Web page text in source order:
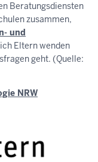
Beratungsdiensten
zusammen,
und
Eltern wenden
geht. (Quelle:
NRW